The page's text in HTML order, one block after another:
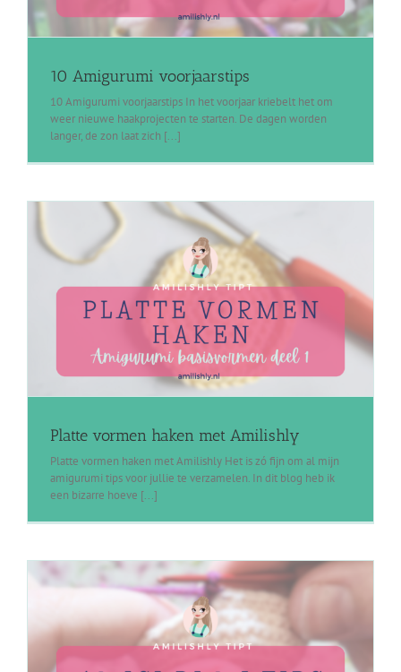
10 Amigurumi voorjaarstips
10 Amigurumi voorjaarstips In het voorjaar kriebelt het om
weer nieuwe haakprojecten te starten. De dagen worden
langer, de zon laat zich [...]
Platte vormen haken met Amilishly
Platte vormen haken met Amilishly Het is zó fijn om al mijn
amigurumi tips voor jullie te verzamelen. In dit blog heb ik
een bizarre hoeve [...]